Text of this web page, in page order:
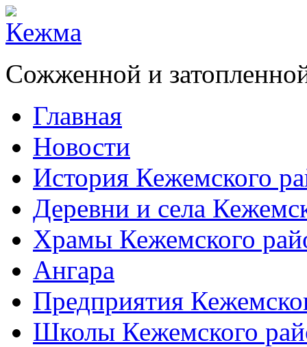
Сожженной и
Главная
Новости
История Кежемского
Деревни и села
Храмы Кежемского
Ангара
Предприятия
Школы Кежемского